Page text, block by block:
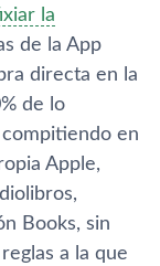
la
de la App
directa en la
de lo
en
Apple,
Books, sin
a la que